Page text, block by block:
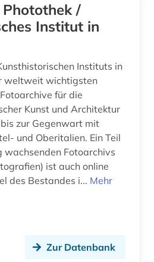
/
Institut in
Instituts in
weltweit wichtigsten
für die
Kunst und Architektur
zur Gegenwart mit
und Oberitalien. Ein Teil
Fotoarchivs
ist auch online
des Bestandes i... Mehr
Zur Datenbank